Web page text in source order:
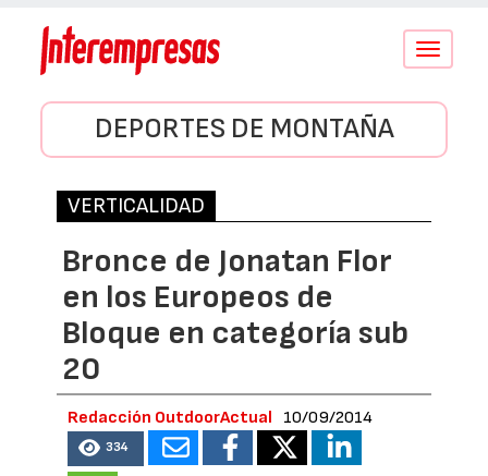
Conmutar
DEPORTES DE MONTAÑA
VERTICALIDAD
Bronce de Jonatan Flor
en los Europeos de
Bloque en categoría sub
20
Redacción OutdoorActual 10/09/2014
334